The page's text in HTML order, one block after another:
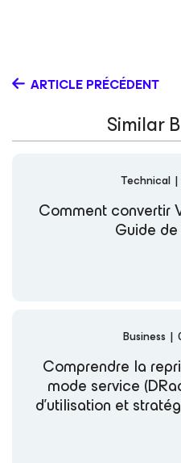
ARTICLE PRÉCÉDENT
Similar
Technical |
Comment convertir
Guide
Business |
Comprendre la
mode service
d’utilisation et